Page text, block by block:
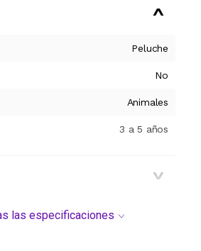
Peluche
No
Animales
3 a 5 años
las especificaciones